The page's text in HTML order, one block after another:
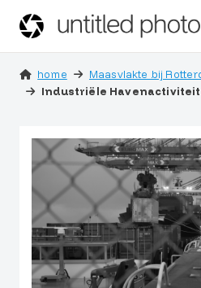
home
Maasvlakte bij
Industriële Havenactiviteit